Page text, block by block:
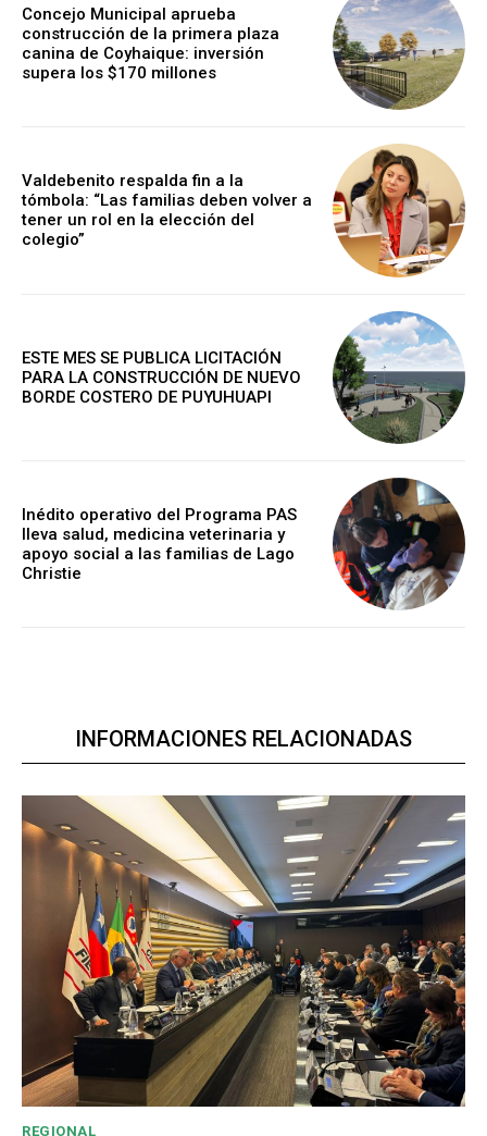
Concejo Municipal aprueba
construcción de la primera plaza
canina de Coyhaique: inversión
supera los $170 millones
Valdebenito respalda fin a la
tómbola: “Las familias deben volver a
tener un rol en la elección del
colegio”
ESTE MES SE PUBLICA LICITACIÓN
PARA LA CONSTRUCCIÓN DE NUEVO
BORDE COSTERO DE PUYUHUAPI
Inédito operativo del Programa PAS
lleva salud, medicina veterinaria y
apoyo social a las familias de Lago
Christie
INFORMACIONES RELACIONADAS
REGIONAL